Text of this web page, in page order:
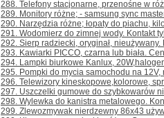
288. Telefony stacjonarne, przenośne w
289. Monitory różne; - samsung sync
290. Narzędzia różne; łopaty do piachu,
291. Wodomierz do zimnej wody. Kontakt
292. Sierp radziecki, oryginał, nieużywany.
293. Kawiarki PICCO, czarna lub biała.
294. Lampki biurkowe Kanlux,
295. Pompki do mycia samochodu na 12V,
296. Telewizory kineskopowe,kolorowe,
297. Uszczelki gumowe do szybkowarów
298. Wylewka do kanistra metalowego.
299. Zlewozmywak nierdzewny 86x43